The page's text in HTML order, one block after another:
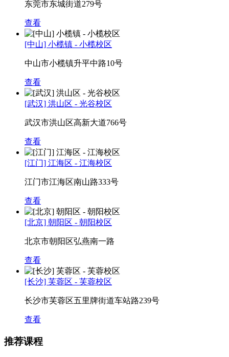
东莞市东城街道279号
查看
[中山] 小榄镇 - 小榄校区
中山市小榄镇升平中路10号
查看
[武汉] 洪山区 - 光谷校区
武汉市洪山区高新大道766号
查看
[江门] 江海区 - 江海校区
江门市江海区南山路333号
查看
[北京] 朝阳区 - 朝阳校区
北京市朝阳区弘燕南一路
查看
[长沙] 芙蓉区 - 芙蓉校区
长沙市芙蓉区五里牌街道车站路239号
查看
推荐课程